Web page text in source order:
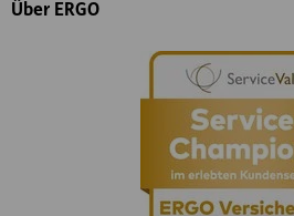
Über ERGO